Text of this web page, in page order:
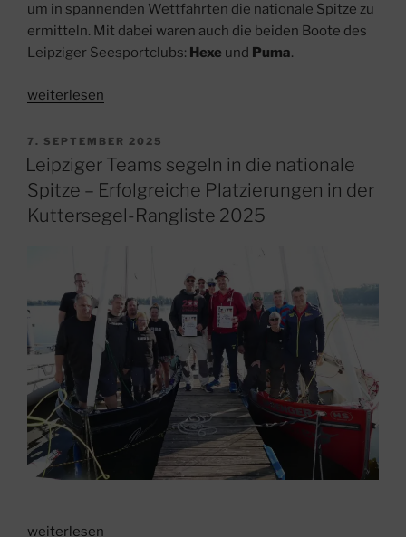
um in spannenden Wettfahrten die nationale Spitze zu
ermitteln. Mit dabei waren auch die beiden Boote des
Leipziger Seesportclubs: Hexe und Puma.
„Deutsche
im
Kuttersegeln
2025
Goyatz
Wochenende
für
Leipziger
Kuttersegler“
weiterlesen
VERÖFFENTLICHT
AM
7. SEPTEMBER 2025
Leipziger Teams segeln in die nationale
Spitze – Erfolgreiche Platzierungen in der
Kuttersegel-Rangliste 2025
„Leipziger
weiterlesen